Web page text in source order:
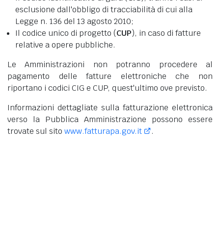
esclusione dall'obbligo di tracciabilità di cui alla
Legge n. 136 del 13 agosto 2010;
Il codice unico di progetto (CUP), in caso di fatture
relative a opere pubbliche.
Le Amministrazioni non potranno procedere al
pagamento delle fatture elettroniche che non
riportano i codici CIG e CUP, quest'ultimo ove previsto.
Informazioni dettagliate sulla fatturazione elettronica
verso la Pubblica Amministrazione possono essere
trovate sul sito www.fatturapa.gov.it .